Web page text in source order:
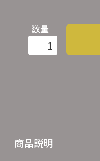
数量
商品説明